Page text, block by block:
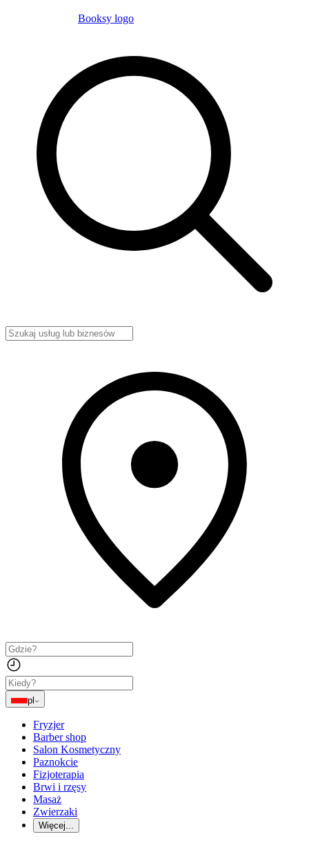
Booksy logo
pl
Fryzjer
Barber shop
Salon Kosmetyczny
Paznokcie
Fizjoterapia
Brwi i rzęsy
Masaż
Zwierzaki
Więcej...